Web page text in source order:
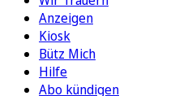
Anzeigen
Kiosk
Bütz Mich
Hilfe
Abo kündigen